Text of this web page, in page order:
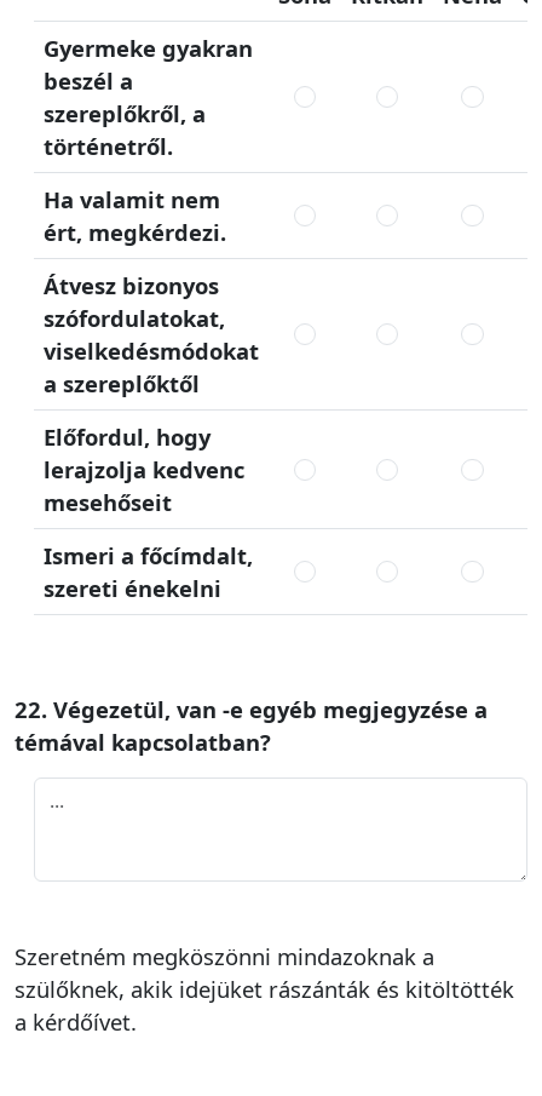
Gyermeke gyakran
beszél a
szereplőkről, a
történetről.
Ha valamit nem
ért, megkérdezi.
Átvesz bizonyos
szófordulatokat,
viselkedésmódokat
a szereplőktől
Előfordul, hogy
lerajzolja kedvenc
mesehőseit
Ismeri a főcímdalt,
szereti énekelni
22. Végezetül, van -e egyéb megjegyzése a
témával kapcsolatban?
Szeretném megköszönni mindazoknak a
szülőknek, akik idejüket rászánták és kitöltötték
a kérdőívet.